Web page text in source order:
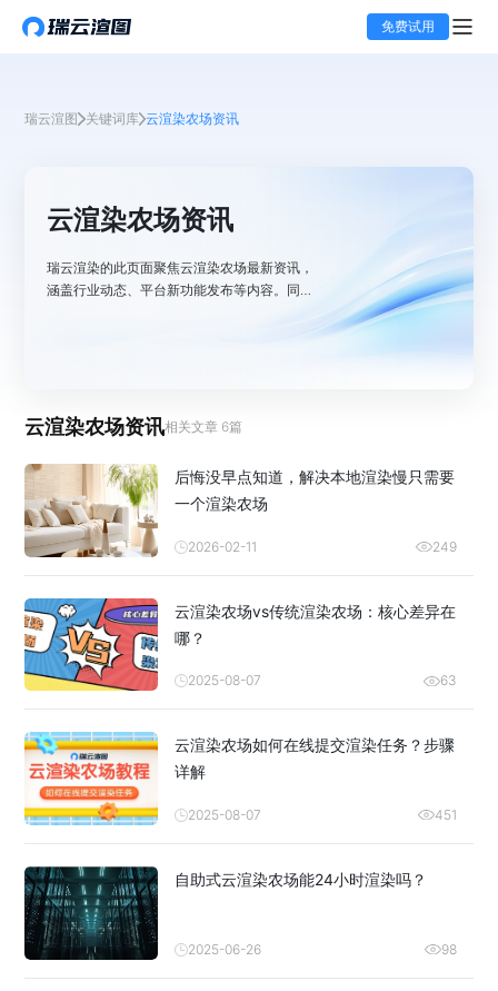
免费试用
瑞云渲图 关键词库 云渲染农场资讯
云渲染农场资讯
瑞云渲染的此页面聚焦云渲染农场最新资讯，
涵盖行业动态、平台新功能发布等内容。同时
云渲染农场资讯相关文章 6篇
后悔没早点知道，解决本地渲染慢只需要
一个渲染农场
2026-02-11 249
云渲染农场vs传统渲染农场：核心差异在
哪？
2025-08-07 63
云渲染农场如何在线提交渲染任务？步骤
详解
2025-08-07 451
自助式云渲染农场能24小时渲染吗？
2025-06-26 98